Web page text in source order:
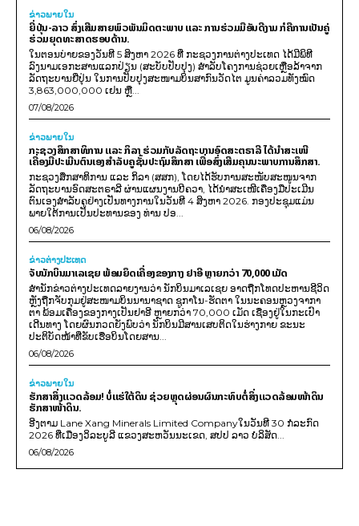
ຂ່າວພາຍ​ໃນ
ຍີ່ປຸ່ນ-ລາວ ສົ່ງເສີມສາຍພົວພັນມິດຕະພາບ ແລະ ການຮ່ວມມືອັນດີງາມ ກໍຄືການເປັນຄູ່
ຮ່ວມຍຸດທະສາດຮອບດ້ານ.
ໃນຕອນບ່າຍຂອງວັນທີ 5 ສິງຫາ 2026 ທີ່ ກະຊວງການຕ່າງປະເທດ ໄດ້ມີພິທີ
ລົງນາມເອກະສານແລກປ່ຽນ (ສະບັບປັບປຸງ) ສໍາລັບໂຄງການຊ່ວຍເຫຼືອລ້າຈາກ
ລັດຖະບານຍີ່ປຸ່ນ ໃນການປັບປຸງສະໜາມບິນສາກົນວັດໄຕ ມູນຄ່າລວມທັງໝົດ
3,863,000,000 ເຢນ ຫຼື...
07/08/2026
ຂ່າວພາຍ​ໃນ
ກະຊວງສຶກສາທິການ ແລະ ກິລາ ຮ່ວມກັບລັດຖະບານອົດສະຕຣາລີ ໄດ້ນຳສະເໜີ
ເຄື່ອງມືປະເມີນຕົນເອງສຳລັບຄູຊັ້ນປະຖົມສຶກສາ ເພື່ອສົ່ງເສີມຄຸນນະພາບການສຶກສາ.
ກະຊວງສຶກສາທິການ ແລະ ກິລາ (ສສກ), ໂດຍໄດ້ຮັບການສະໜັບສະໜູນຈາກ
ລັດຖະບານອົດສະຕຣາລີ ຜ່ານແຜນງານບີຄວາ, ໄດ້ນຳສະເໜີເຄື່ອງມືປະເມີນ
ຕົນເອງສຳລັບຄູຢ່າງເປັນທາງການໃນວັນທີ 4 ສິງຫາ 2026. ກອງປະຊຸມແມ່ນ
ພາຍໃຕ້ການເປັນປະທານຂອງ ທ່ານ ປອ...
06/08/2026
ຂ່າວຕ່າງປະເທດ
ຈັບນັກບິນມາເລເຊຍ ພ້ອມຍຶດເຄື່ອງຂອງກາງ ຢາອີ ຫຼາຍກວ່າ 70,000 ເມັດ
ສຳນັກຂ່າວຕ່າງປະເທດລາຍງານວ່າ ນັກບິນມາເລເຊຍ ອາດຖືກໂທດປະຫານຊີວິດ
ຫຼັງຖືກຈັບກຸມຢູ່ສະໜາມບິນນານາຊາດ ຊູກາໂນ-ຮັດຕາ ໃນນະຄອນຫຼວງຈາກາ
ຕາ ພ້ອມເຄື່ອງຂອງກາງເປັນຢາອີ ຫຼາຍກວ່າ 70,000 ເມັດ ເຊື່ອງຢູ່ໃນກະເປົາ
ເດີນທາງ ໂດຍຜົນກວດຍັງພົບວ່າ ນັກບິນມີສານເສບຕິດໃນຮ່າງກາຍ ຂະນະ
ປະຕິບັດໜ້າທີ່ຂັບເຮືອບິນໂດຍສານ...
06/08/2026
ຂ່າວພາຍ​ໃນ
ຮັກສາສິ່ງແວດລ້ອມ! ບໍ່ແຮ່ໃຕ້ດິນ ຊ່ວຍຫຼຸດຜ່ອນຜົນກະທົບຕໍ່ສິ່ງແວດລ້ອມໜ້າດິນ
ຮັກສາໜ້າດິນ.
ອີງຕາມ Lane Xang Minerals Limited Companyໃນວັນທີ 30 ກໍລະກົດ
2026 ທີ່ເມືອງວິລະບູລີ ແຂວງສະຫວັນນະເຂດ, ສປປ ລາວ ບໍລິສັດ...
06/08/2026